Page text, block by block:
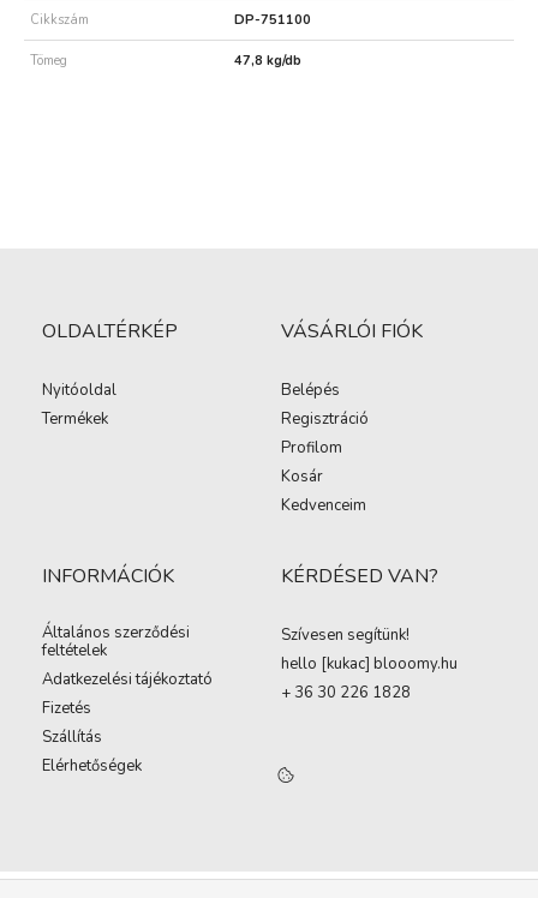
Cikkszám DP-751100
Tömeg 47,8 kg/db
OLDALTÉRKÉP
Nyitóoldal
Termékek
VÁSÁRLÓI FIÓK
Belépés
Regisztráció
Profilom
Kosár
Kedvenceim
INFORMÁCIÓK
Általános szerződési
feltételek
Adatkezelési tájékoztató
Fizetés
Szállítás
Elérhetőségek
KÉRDÉSED VAN?
Szívesen segítünk!
hello [kukac] blooomy.hu
+ 36 30 226 1828